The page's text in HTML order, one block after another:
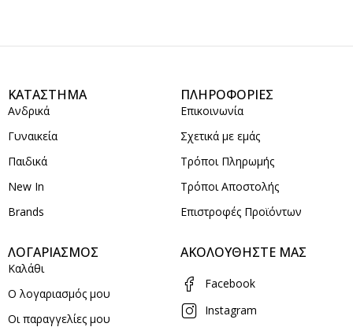
ΚΑΤΑΣΤΗΜΑ
Ανδρικά
Γυναικεία
Παιδικά
New In
Brands
ΠΛΗΡΟΦΟΡΙΕΣ
Επικοινωνία
Σχετικά με εμάς
Τρόποι Πληρωμής
Τρόποι Αποστολής
Επιστροφές Προϊόντων
ΛΟΓΑΡΙΑΣΜΟΣ
Καλάθι
Ο λογαριασμός μου
Οι παραγγελίες μου
ΑΚΟΛΟΥΘΗΣΤΕ ΜΑΣ
Facebook
Instagram